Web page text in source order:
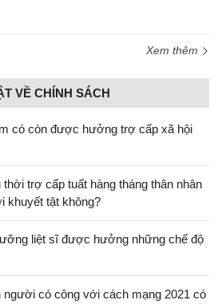
Xem thêm
VỀ CHÍNH SÁCH
có còn được hưởng trợ cấp xã hội
trợ cấp tuất hàng tháng thân nhân
khuyết tật không?
liệt sĩ được hưởng những chế độ
người có công với cách mạng 2021 có